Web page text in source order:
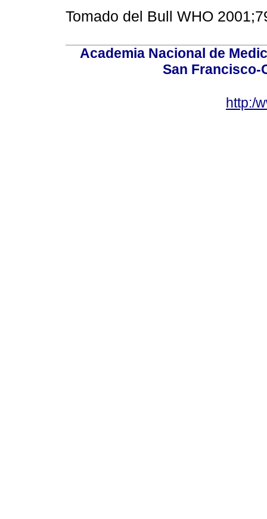
Tomado del Bull WHO
Academia Nacional de
San Francisco-
http:/